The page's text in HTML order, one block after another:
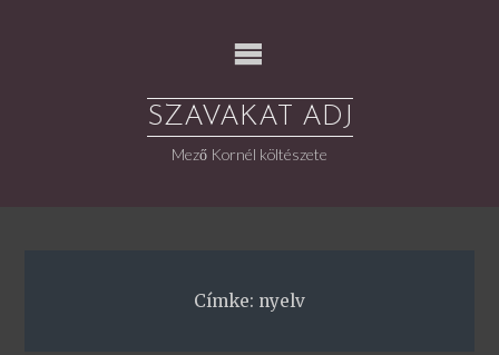
SZAVAKAT ADJ
Mező Kornél költészete
Címke: nyelv